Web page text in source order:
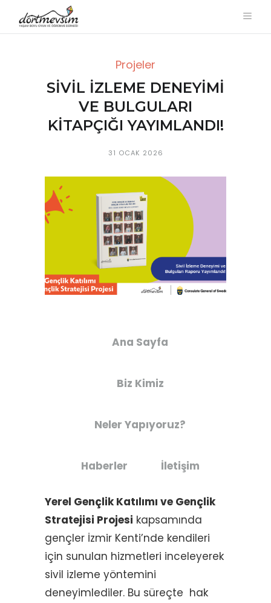
Projeler
SIVIL İZLEME DENEYIMI
VE BULGULARI
KITAPÇIĞI YAYIMLANDI!
31 OCAK 2026
Ana Sayfa
Biz Kimiz
Neler Yapıyoruz?
Haberler İletişim
Yerel Gençlik Katılımı ve Gençlik
Stratejisi Projesi kapsamında
gençler İzmir Kenti’nde kendileri
için sunulan hizmetleri inceleyerek
sivil izleme yöntemini
deneyimlediler. Bu süreçte hak